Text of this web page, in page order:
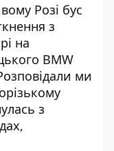
Розі бус
з
на
BMW
ми
з
,